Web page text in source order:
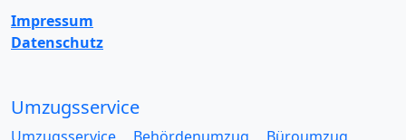
Impressum
Datenschutz
Umzugsservice